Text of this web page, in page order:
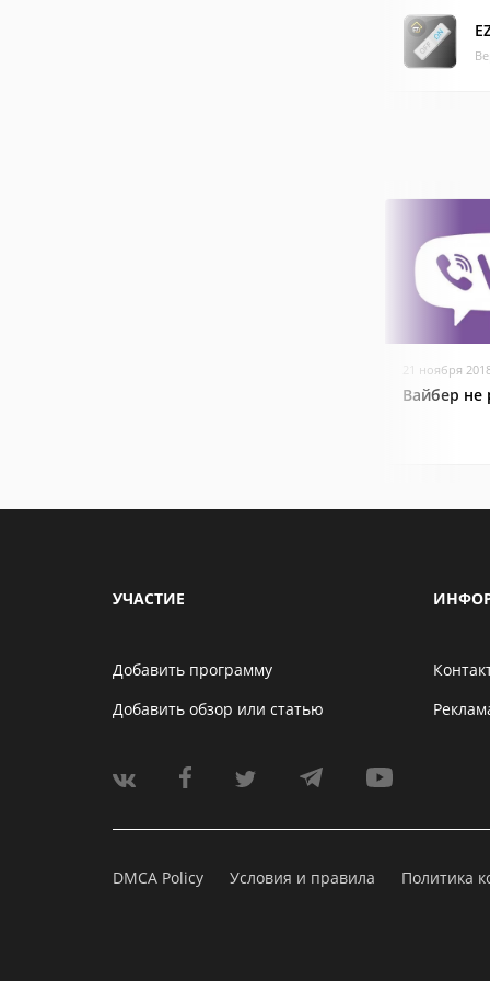
21 ноября
Вайбер не
УЧАСТИЕ
Добавить программу
Добавить обзор или статью
DMCA Policy Условия и правила Политика